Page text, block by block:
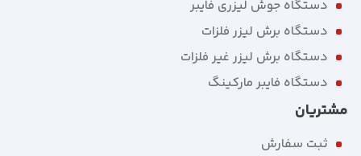
دستگاه جوش لیزری فایبر
دستگاه برش لیزر فلزات
دستگاه برش لیزر غیر فلزات
دستگاه فایبر مارکینگ
مشتریان
ثبت سفارش